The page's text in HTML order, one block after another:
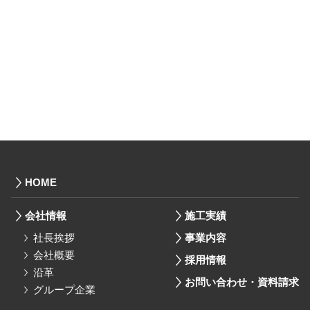
HOME
会社情報
社長挨拶
会社概要
沿革
グループ企業
施工実績
事業内容
採用情報
お問い合わせ・資料請求